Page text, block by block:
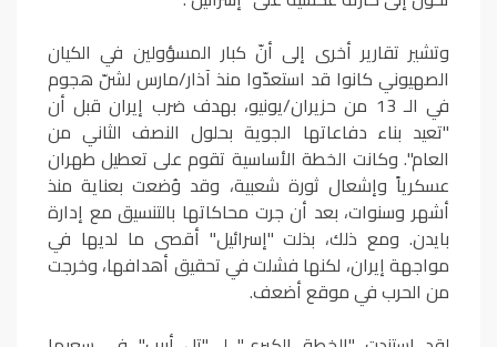
وتشير تقارير أخرى إلى أنّ كبار المسؤولين في الكيان
الصهيوني كانوا قد استعدّوا منذ آذار/مارس لشنّ هجوم
في الـ 13 من حزيران/يونيو، بهدف ضرب إيران قبل أن
"تعيد بناء دفاعاتها الجوية بحلول النصف الثاني من
العام". وكانت الخطة الأساسية تقوم على تعطيل طهران
عسكرياً وإشعال ثورة شعبية، وقد وُضعت بعناية منذ
أشهر وسنوات، بعد أن جرت محاكاتها بالتنسيق مع إدارة
بايدن. ومع ذلك، بذلت "إسرائيل" أقصى ما لديها في
مواجهة إيران، لكنها فشلت في تحقيق أهدافها، وخرجت
من الحرب في موقع أضعف.